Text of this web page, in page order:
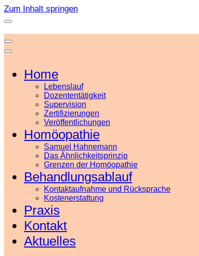
Zum Inhalt springen
Home
Lebenslauf
Dozententätigkeit
Supervision
Zertifizierungen
Veröffentlichungen
Homöopathie
Samuel Hahnemann
Das Ähnlichkeitsprinzip
Grenzen der Homöopathie
Behandlungsablauf
Kontaktaufnahme und Rücksprache
Kostenerstattung
Praxis
Kontakt
Aktuelles